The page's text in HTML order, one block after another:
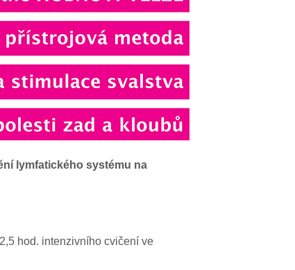
lymfatického systému na
hod. intenzivního cvičení ve